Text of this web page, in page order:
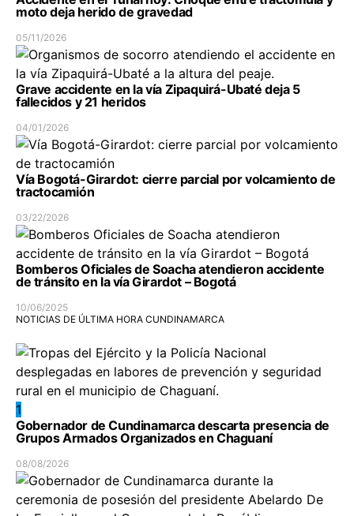
moto deja herido de gravedad
05/11/2026
Grave accidente en la vía Zipaquirá-Ubaté deja 5
fallecidos y 21 heridos
04/01/2026
Vía Bogotá-Girardot: cierre parcial por volcamiento de
tractocamión
03/22/2026
Bomberos Oficiales de Soacha atendieron accidente
de tránsito en la vía Girardot – Bogotá
10/06/2025
NOTICIAS DE ÚLTIMA HORA CUNDINAMARCA
1
Gobernador de Cundinamarca descarta presencia de
Grupos Armados Organizados en Chaguaní
08/08/2026